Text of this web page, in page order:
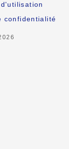
confidentialité